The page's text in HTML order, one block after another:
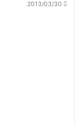
2013/03/30